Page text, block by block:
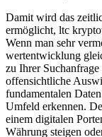
Damit wird das
ermöglicht, ltc
Wenn man sehr
wertentwicklung
zu Ihrer
offensichtliche
fundamentalen
Umfeld erkennen.
einem digitalen
Währung steigen